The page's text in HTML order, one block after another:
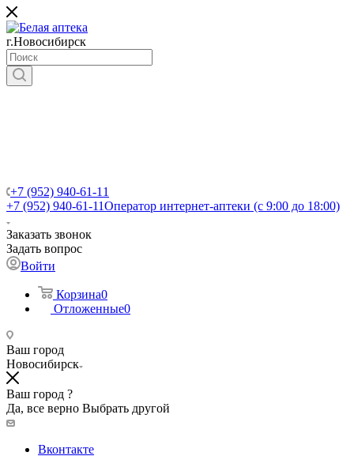
г.Новосибирск
+7 (952) 940-61-11
+7 (952) 940-61-11Оператор интернет-аптеки (с 9:00 до 18:00)
Заказать звонок
Задать вопрос
Войти
Корзина0
Отложенные0
Ваш город
Новосибирск
Ваш город ?
Да, все верно Выбрать другой
Вконтакте